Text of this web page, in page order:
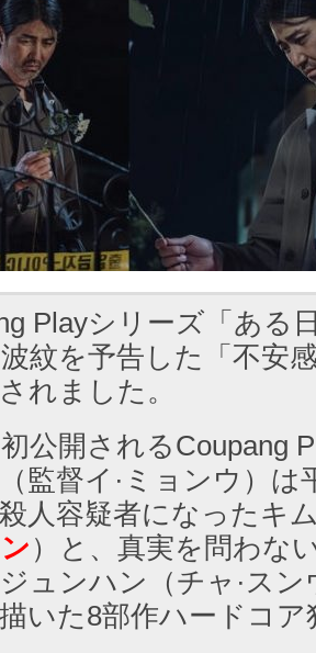
Playシリーズ「ある
紋を予告した「不安
れました。
公開されるCoupang
監督イ·ミョンウ）は
人容疑者になったキ
）と、真実を問わな
ュンハン（チャ·ス
いた8部作ハードコ